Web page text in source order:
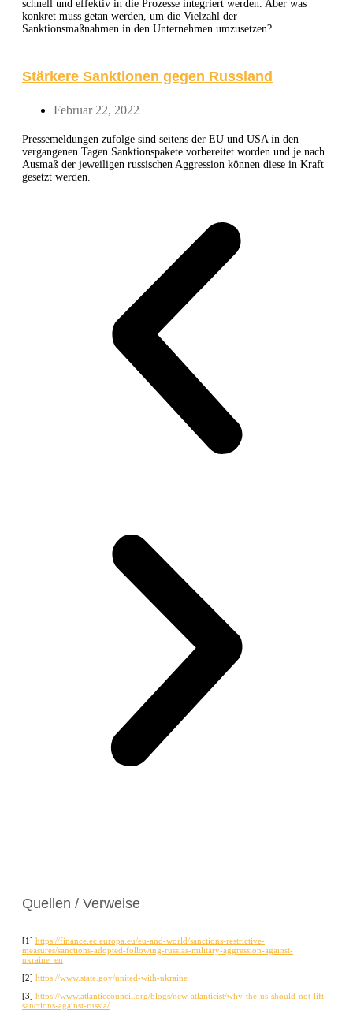
schnell und effektiv in die Prozesse integriert werden. Aber was
konkret muss getan werden, um die Vielzahl der
Sanktionsmaßnahmen in den Unternehmen umzusetzen?
Stärkere Sanktionen gegen Russland
Februar 22, 2022
Pressemeldungen zufolge sind seitens der EU und USA in den
vergangenen Tagen Sanktionspakete vorbereitet worden und je nach
Ausmaß der jeweiligen russischen Aggression können diese in Kraft
gesetzt werden.
Quellen / Verweise
[1] https://finance.ec.europa.eu/eu-and-world/sanctions-restrictive-
measures/sanctions-adopted-following-russias-military-aggression-against-
ukraine_en
[2] https://www.state.gov/united-with-ukraine
[3] https://www.atlanticcouncil.org/blogs/new-atlanticist/why-the-us-should-not-lift-
sanctions-against-russia/